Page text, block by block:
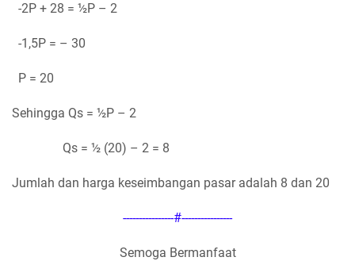
-2P + 28 = ½P – 2
-1,5P = – 30
P = 20
Sehingga Qs = ½P – 2
Qs = ½ (20) – 2 = 8
Jumlah dan harga keseimbangan pasar adalah 8 dan 20
----------------#----------------
Semoga Bermanfaat